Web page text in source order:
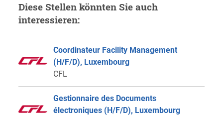
Diese Stellen könnten Sie auch
interessieren:
Coordinateur Facility Management
(H/F/D), Luxembourg
CFL
Gestionnaire des Documents
électroniques (H/F/D), Luxembourg